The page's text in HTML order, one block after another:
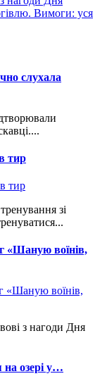
слухала
тир
зі
«Шаную воїнів,
з нагоди Дня
на озері у…